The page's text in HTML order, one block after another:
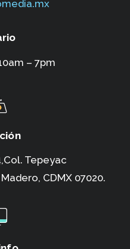
– 7pm
Tepeyac
CDMX 07020.